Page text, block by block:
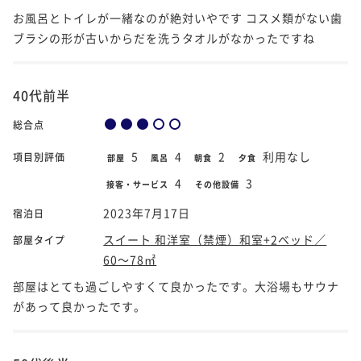
お風呂とトイレが一緒なのが絶対いやです コスメ類がない歯
ブラシの形が古いからだを洗うタオルがなかったですね
40代前半
総合点
項目別評価 部屋 5 風呂 4 朝食 2 夕食 利用なし
接客・サービス 4 その他設備 3
宿泊日 2023年7月17日
部屋タイプ
スイート 和洋室（禁煙）和室+2ベッド／
60～78㎡
部屋はとても過ごしやすくて良かったです。大浴場もサウナ
があって良かったです。